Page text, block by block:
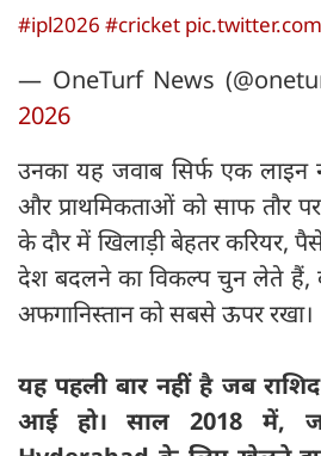
#ipl2026 #cricket
— OneTurf News
2026
उनका यह जवाब सिर्फ एक लाइन
और प्राथमिकताओं को साफ तौर
के दौर में खिलाड़ी बेहतर करियर,
देश बदलने का विकल्प चुन लेते हैं,
अफगानिस्तान को सबसे ऊपर रखा।
यह पहली बार नहीं है जब
आई हो। साल 2018 में,